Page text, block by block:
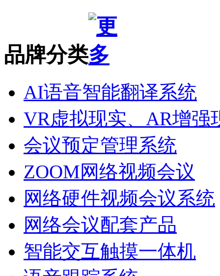
品牌分类
AI语音智能翻译系统
VR虚拟现实、AR增强
会议预定管理系统
ZOOM网络视频会议
网络硬件视频会议系统
网络会议配套产品
智能交互触摸一体机